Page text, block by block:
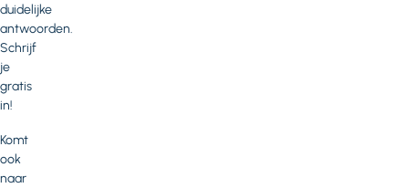
duidelijke
antwoorden.
Schrijf
je
gratis
in!
Komt
ook
naar